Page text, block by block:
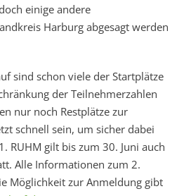
einige andere
Harburg abgesagt werden
sind schon viele der Startplätze
der Teilnehmerzahlen
nur noch Restplätze zur
schnell sein, um sicher dabei
RUHM gilt bis zum 30. Juni auch
Alle Informationen zum 2.
Möglichkeit zur Anmeldung gibt